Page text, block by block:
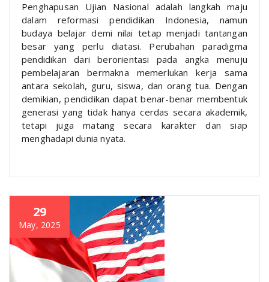
Penghapusan Ujian Nasional adalah langkah maju
dalam reformasi pendidikan Indonesia, namun
budaya belajar demi nilai tetap menjadi tantangan
besar yang perlu diatasi. Perubahan paradigma
pendidikan dari berorientasi pada angka menuju
pembelajaran bermakna memerlukan kerja sama
antara sekolah, guru, siswa, dan orang tua. Dengan
demikian, pendidikan dapat benar-benar membentuk
generasi yang tidak hanya cerdas secara akademik,
tetapi juga matang secara karakter dan siap
menghadapi dunia nyata.
29
May, 2025